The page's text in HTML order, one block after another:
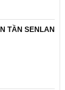
TẦN SENLAN